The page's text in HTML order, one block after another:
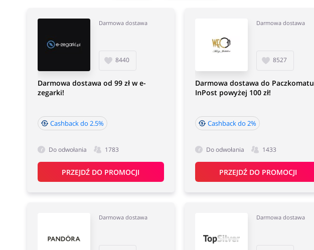
Darmowa dostawa
8440
Darmowa dostawa od 99 zł w e-
zegarki!
Cashback do 2.5%
Do odwołania 1783
PRZEJDŹ DO PROMOCJI
Darmowa dostawa
8527
Darmowa dostawa do Paczkomatu
InPost powyżej 100 zł!
Cashback do 2%
Do odwołania 1433
PRZEJDŹ DO PROMOCJI
Darmowa dostawa Darmowa dostawa